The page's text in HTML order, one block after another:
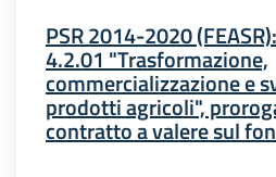
PSR 2014-2020
4.2.01 "Trasformazione,
commercializzazione e
prodotti agricoli",
contratto a valere sul